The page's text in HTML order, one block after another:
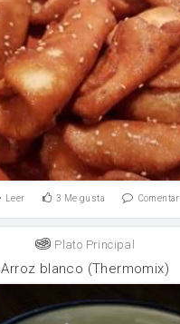
Leer 3 Me gusta Comentar
Plato Principal
Arroz blanco (Thermomix)